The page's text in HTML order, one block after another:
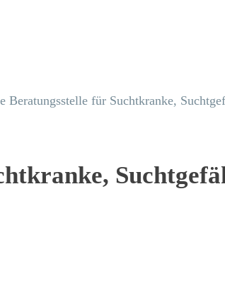
Beratungsstelle für Suchtkranke,